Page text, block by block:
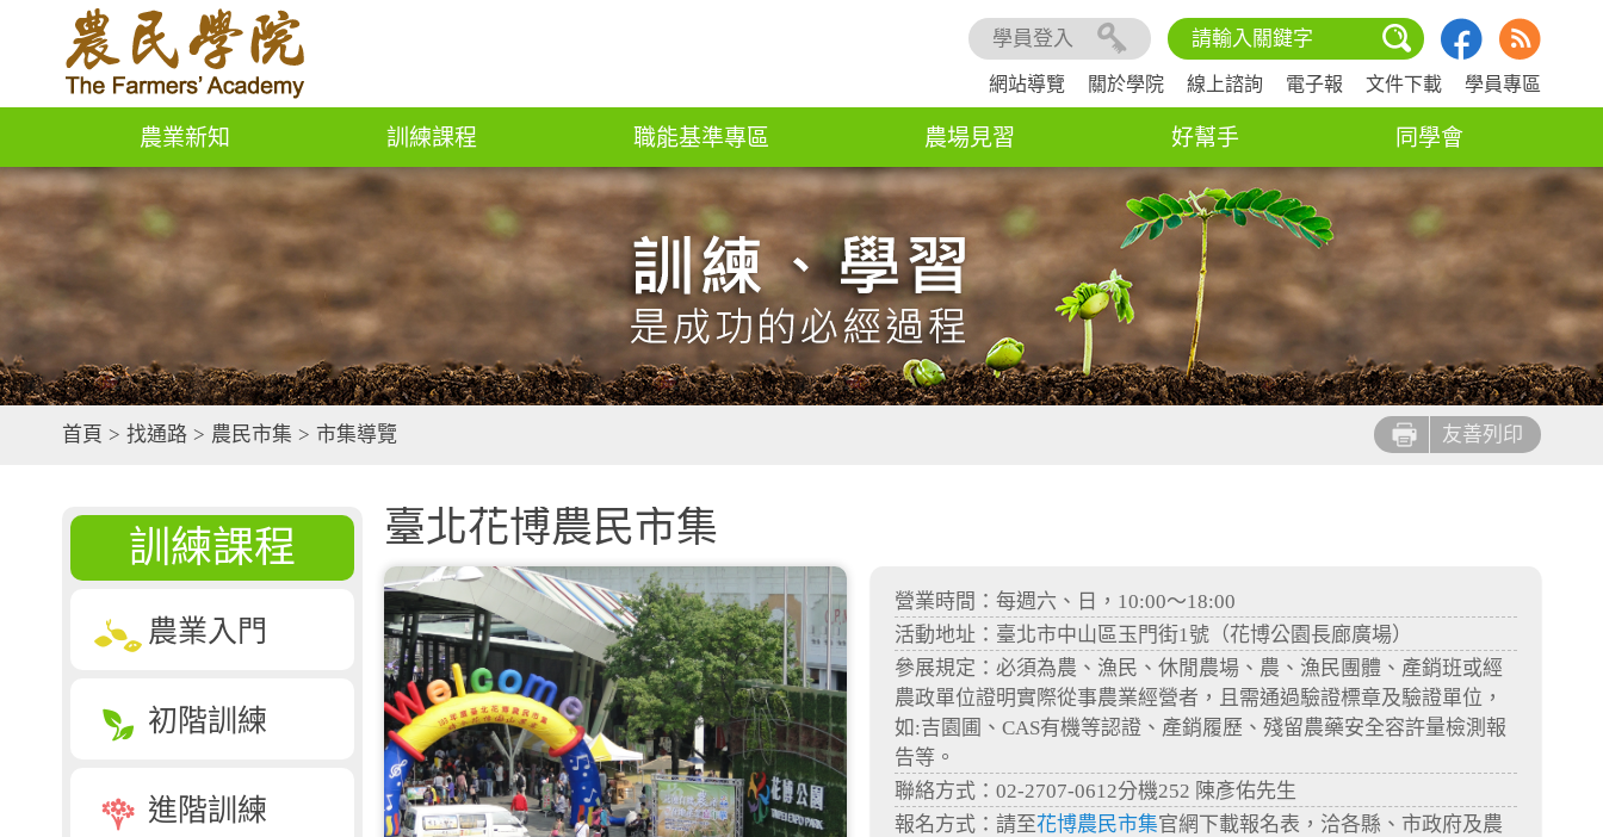
學員登入
網站導覽 關於學院 線上諮詢 電子報 文件下載 學員專區
農業新知 訓練課程 職能基準專區 農場見習 好幫手 同學會
首頁 > 找通路 > 農民市集 > 市集導覽 友善列印
訓練課程
農業入門
初階訓練
進階訓練
臺北花博農民市集
營業時間：每週六、日，10:00～18:00
活動地址：臺北市中山區玉門街1號（花博公園長廊廣場）
參展規定：必須為農、漁民、休閒農場、農、漁民團體、產銷班或經
農政單位證明實際從事農業經營者，且需通過驗證標章及驗證單位，
如:吉園圃、CAS有機等認證、產銷履歷、殘留農藥安全容許量檢測報
告等。
聯絡方式：02-2707-0612分機252 陳彥佑先生
報名方式：請至花博農民市集官網下載報名表，洽各縣、市政府及農